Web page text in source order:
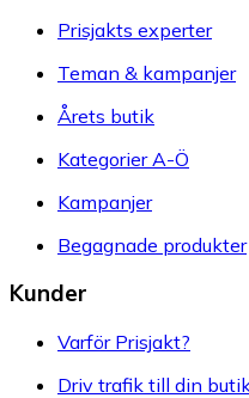
Prisjakts experter
Teman & kampanjer
Årets butik
Kategorier A-Ö
Kampanjer
Begagnade produkter
Kunder
Varför Prisjakt?
Driv trafik till din